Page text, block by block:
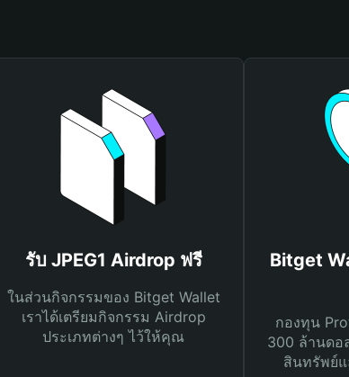
รับ JPEG1 Airdrop ฟรี
ในส่วนกิจกรรมของ Bitget Wallet
เราได้เตรียมกิจกรรม Airdrop
ประเภทต่างๆ ไว้ให้คุณ
Bitget
กองทุน
300 ล้านดอ
สินทรัพย์